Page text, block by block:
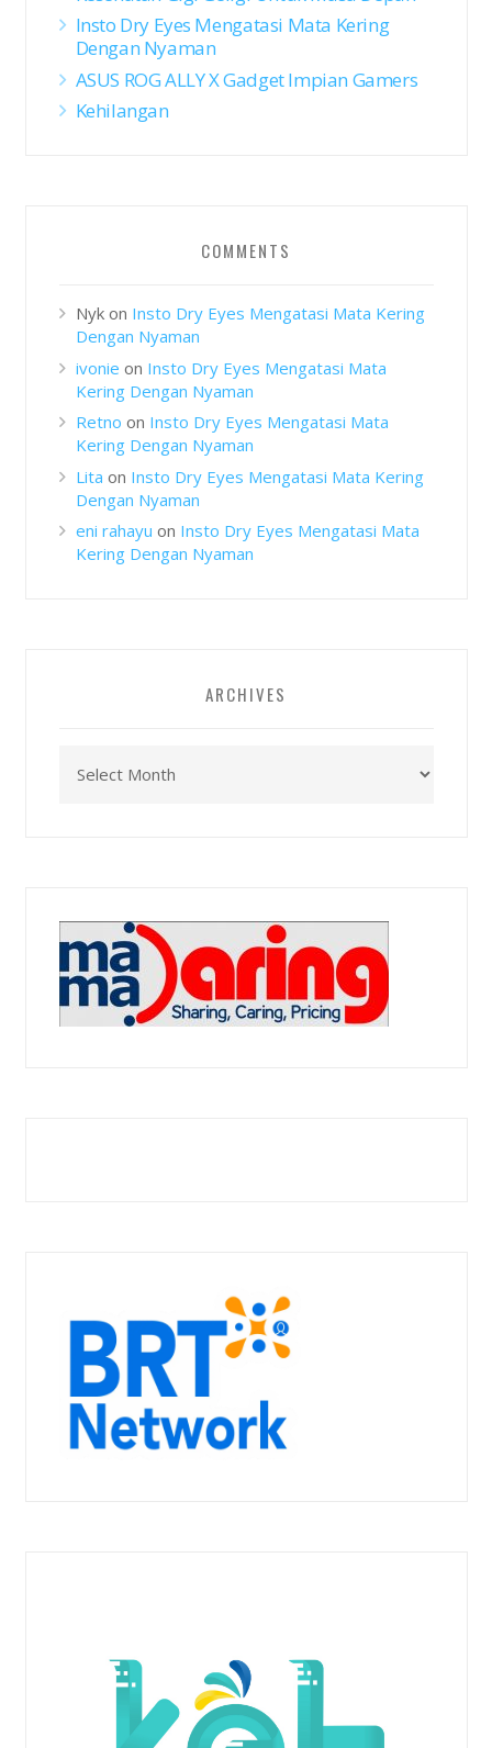
Insto Dry Eyes Mengatasi Mata Kering
Dengan Nyaman
ASUS ROG ALLY X Gadget Impian Gamers
Kehilangan
COMMENTS
Nykon Insto Dry Eyes Mengatasi Mata Kering
Dengan Nyaman
ivonie on Insto Dry Eyes Mengatasi Mata
Kering Dengan Nyaman
Retno on Insto Dry Eyes Mengatasi Mata
Kering Dengan Nyaman
Lita on Insto Dry Eyes Mengatasi Mata Kering
Dengan Nyaman
eni rahayu on Insto Dry Eyes Mengatasi Mata
Kering Dengan Nyaman
ARCHIVES